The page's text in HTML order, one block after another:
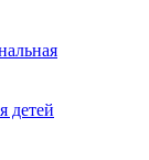
детей